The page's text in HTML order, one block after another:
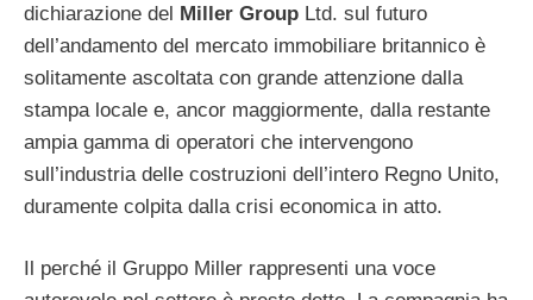
dichiarazione del Miller Group Ltd. sul futuro
dell’andamento del mercato immobiliare britannico è
solitamente ascoltata con grande attenzione dalla
stampa locale e, ancor maggiormente, dalla restante
ampia gamma di operatori che intervengono
sull’industria delle costruzioni dell’intero Regno Unito,
duramente colpita dalla crisi economica in atto.
Il perché il Gruppo Miller rappresenti una voce